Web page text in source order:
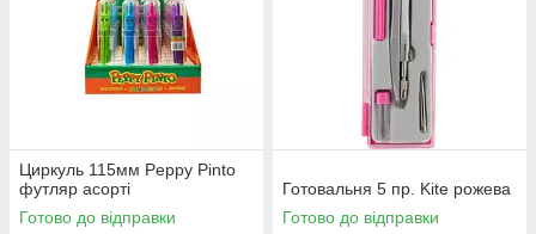
Циркуль 115мм Peppy Pinto
футляр асорті
Готово до відправки
Готовальня 5 пр. Kite рожева
Готово до відправки